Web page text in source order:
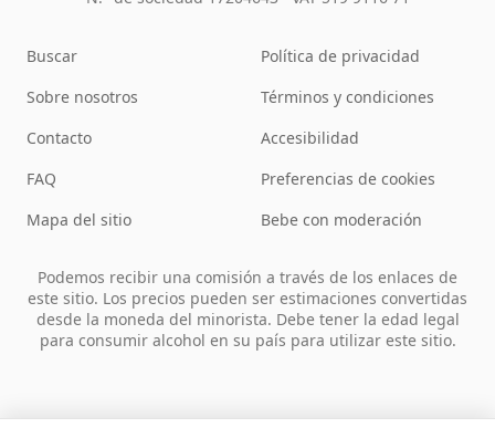
Buscar
Sobre nosotros
Contacto
FAQ
Mapa del sitio
Política de privacidad
Términos y condiciones
Accesibilidad
Preferencias de cookies
Bebe con moderación
Podemos recibir una comisión a través de los enlaces de
este sitio. Los precios pueden ser estimaciones convertidas
desde la moneda del minorista. Debe tener la edad legal
para consumir alcohol en su país para utilizar este sitio.